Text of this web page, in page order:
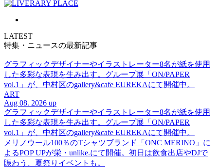
LATEST
特集・ニュースの最新記事
グラフィックデザイナーやイラストレーター8名が紙を使用
した多彩な表現を生み出す。グループ展「ON/PAPER
vol.1」が、中村区のgallery&cafe EUREKAにて開催中。
ART
Aug 08. 2026 up
グラフィックデザイナーやイラストレーター8名が紙を使用
した多彩な表現を生み出す。グループ展「ON/PAPER
vol.1」が、中村区のgallery&cafe EUREKAにて開催中。
メリノウール100％のTシャツブランド「ONC MERINO」に
よるPOP UPが栄・unlike.にて開催。初日は飲食出店やDJで
賑わう、夏祭りイベントも。